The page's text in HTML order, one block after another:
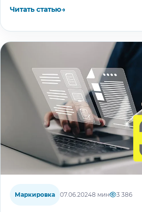
продавать без кодов уже с 1 июля.…
Читать статью→
Маркировка 07.06.20248 мин 3 386